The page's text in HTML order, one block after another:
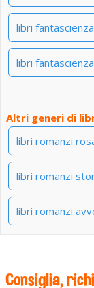
libri
libri
Altri generi di
libri romanzi
libri romanzi
libri romanzi
Consiglia,